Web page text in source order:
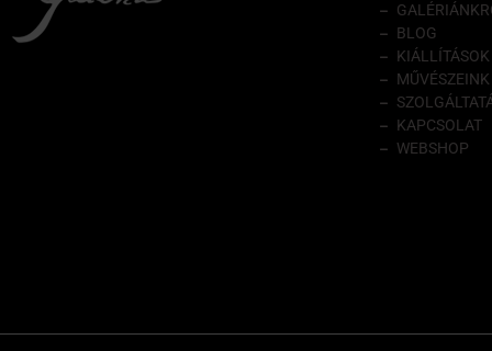
BLOG
KIÁLLÍTÁSOK
MŰVÉSZEINK
KAPCSOLAT
WEBSHOP